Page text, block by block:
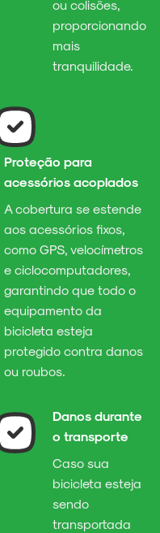
ou colisões,
proporcionando
mais
tranquilidade.
Proteção para
acessórios acoplados
A cobertura se estende
aos acessórios fixos,
como GPS, velocímetros
e ciclocomputadores,
garantindo que todo o
equipamento da
bicicleta esteja
protegido contra danos
ou roubos.
Danos durante
o transporte
Caso sua
bicicleta esteja
sendo
transportada